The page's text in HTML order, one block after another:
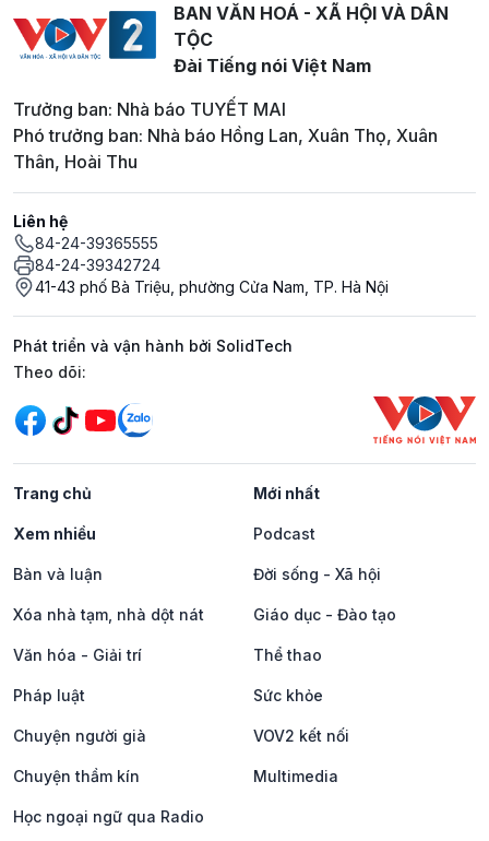
BAN VĂN HOÁ - XÃ HỘI VÀ DÂN
TỘC
Đài Tiếng nói Việt Nam
Trưởng ban: Nhà báo TUYẾT MAI
Phó trưởng ban: Nhà báo Hồng Lan, Xuân Thọ, Xuân
Thân, Hoài Thu
Liên hệ
84-24-39365555
84-24-39342724
41-43 phố Bà Triệu, phường Cửa Nam, TP. Hà Nội
Phát triển và vận hành bởi SolidTech
Mạng xã hội
Theo dõi:
Trang chủ Mới nhất
Xem nhiều Podcast
Bàn và luận Đời sống - Xã hội
Xóa nhà tạm, nhà dột nát Giáo dục - Đào tạo
Văn hóa - Giải trí Thể thao
Pháp luật Sức khỏe
Chuyện người già VOV2 kết nối
Chuyện thầm kín Multimedia
Học ngoại ngữ qua Radio